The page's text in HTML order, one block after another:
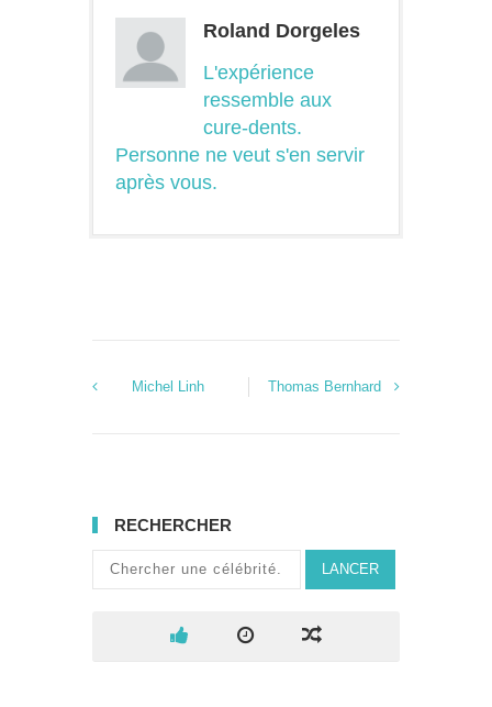
Roland Dorgeles
L'expérience
ressemble aux
cure-dents.
Personne ne veut s'en servir
après vous.
Michel Linh Thomas Bernhard
RECHERCHER
LANCER